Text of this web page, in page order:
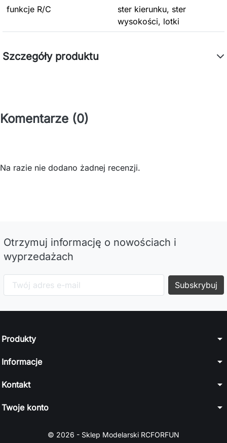
funkcje R/C
ster kierunku, ster
wysokości, lotki
Szczegóły produktu
Komentarze (0)
Na razie nie dodano żadnej recenzji.
Otrzymuj informację o nowościach i
wyprzedażach
Produkty arrow_drop_down
Informacje arrow_drop_down
Kontakt arrow_drop_down
Twoje konto arrow_drop_down
© 2026 - Sklep Modelarski RCFORFUN